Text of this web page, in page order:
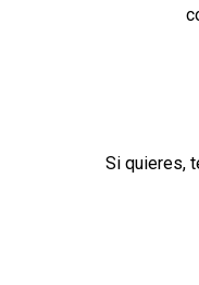
Si quieres,